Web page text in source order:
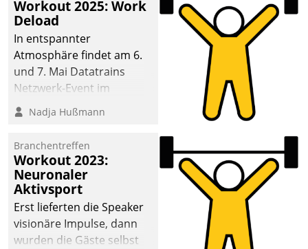
Workout 2025: Work
Deload
In entspannter
Atmosphäre findet am 6.
und 7. Mai Datatrains
Netzwerk-Event im
Kunden- und Partnerkreis
statt. Zentrale Frage: Wie
Mammutprojekte
meistern und Workloads
wuppen – bei zunehmend
anspruchsvollen
Aufgaben und
abnehmendem
Nadja Hußmann
Branchentreffen
Workout 2023:
Neuronaler
Aktivsport
Erst lieferten die Speaker
visionäre Impulse, dann
wurden die Gäste selbst